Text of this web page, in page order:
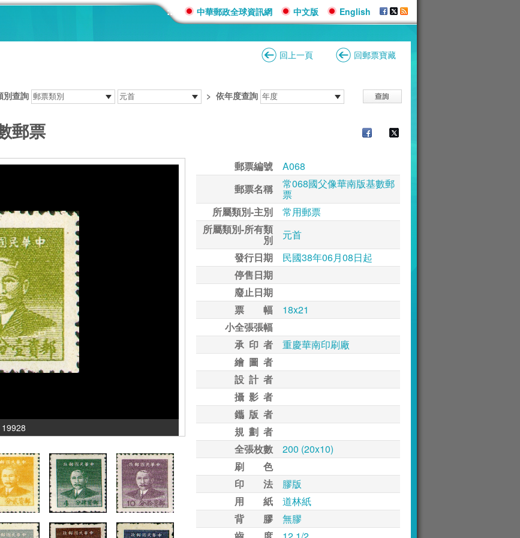
::: 中華郵政全球資訊網 中文版 English
回上一頁 回郵票寶藏
別查詢 > 依年度查詢
郵票
郵票編號
A068
郵票名稱
常068國父像華南版基數郵
票
所屬類別-主別
常用郵票
所屬類別-所有類
別
元首
發行日期
民國38年06月08日起
停售日期
廢止日期
票 幅
18x21
小全張張幅
承 印 者
重慶華南印刷廠
繪 圖 者
設 計 者
攝 影 者
鑴 版 者
規 劃 者
全張枚數
200 (20x10)
刷 色
印 法
膠版
用 紙
道林紙
背 膠
無膠